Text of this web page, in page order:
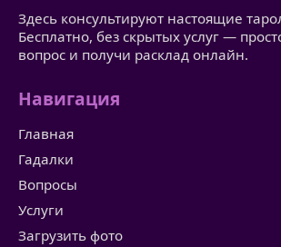
Здесь консультируют настоящие
Бесплатно, без скрытых услуг —
вопрос и получи расклад онлайн.
Навигация
Главная
Гадалки
Вопросы
Услуги
Загрузить фото